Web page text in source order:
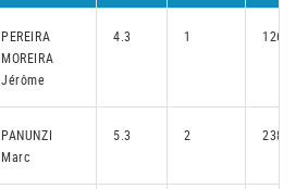
PEREIRA
MOREIRA
Jérôme
4.3 1
PANUNZI
Marc
5.3 2